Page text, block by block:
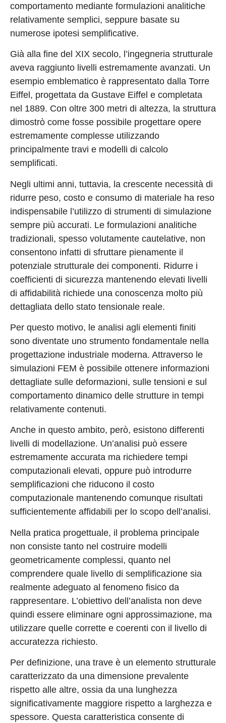
comportamento mediante formulazioni analitiche
relativamente semplici, seppure basate su
numerose ipotesi semplificative.
Già alla fine del XIX secolo, l’ingegneria strutturale
aveva raggiunto livelli estremamente avanzati. Un
esempio emblematico è rappresentato dalla Torre
Eiffel, progettata da Gustave Eiffel e completata
nel 1889. Con oltre 300 metri di altezza, la struttura
dimostrò come fosse possibile progettare opere
estremamente complesse utilizzando
principalmente travi e modelli di calcolo
semplificati.
Negli ultimi anni, tuttavia, la crescente necessità di
ridurre peso, costo e consumo di materiale ha reso
indispensabile l’utilizzo di strumenti di simulazione
sempre più accurati. Le formulazioni analitiche
tradizionali, spesso volutamente cautelative, non
consentono infatti di sfruttare pienamente il
potenziale strutturale dei componenti. Ridurre i
coefficienti di sicurezza mantenendo elevati livelli
di affidabilità richiede una conoscenza molto più
dettagliata dello stato tensionale reale.
Per questo motivo, le analisi agli elementi finiti
sono diventate uno strumento fondamentale nella
progettazione industriale moderna. Attraverso le
simulazioni FEM è possibile ottenere informazioni
dettagliate sulle deformazioni, sulle tensioni e sul
comportamento dinamico delle strutture in tempi
relativamente contenuti.
Anche in questo ambito, però, esistono differenti
livelli di modellazione. Un’analisi può essere
estremamente accurata ma richiedere tempi
computazionali elevati, oppure può introdurre
semplificazioni che riducono il costo
computazionale mantenendo comunque risultati
sufficientemente affidabili per lo scopo dell’analisi.
Nella pratica progettuale, il problema principale
non consiste tanto nel costruire modelli
geometricamente complessi, quanto nel
comprendere quale livello di semplificazione sia
realmente adeguato al fenomeno fisico da
rappresentare. L’obiettivo dell’analista non deve
quindi essere eliminare ogni approssimazione, ma
utilizzare quelle corrette e coerenti con il livello di
accuratezza richiesto.
Per definizione, una trave è un elemento strutturale
caratterizzato da una dimensione prevalente
rispetto alle altre, ossia da una lunghezza
significativamente maggiore rispetto a larghezza e
spessore. Questa caratteristica consente di